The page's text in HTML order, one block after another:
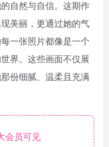
自然与自信。这期作
美丽，更通过她的气
一张照片都像是一个
界。这些画面不仅展
份细腻、温柔且充满
会员可见